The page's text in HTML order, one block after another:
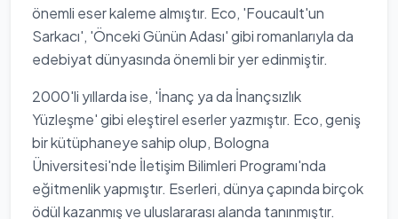
önemli eser kaleme almıştır. Eco, 'Foucault'un
Sarkacı', 'Önceki Günün Adası' gibi romanlarıyla da
edebiyat dünyasında önemli bir yer edinmiştir.
2000'li yıllarda ise, 'İnanç ya da İnançsızlık
Yüzleşme' gibi eleştirel eserler yazmıştır. Eco, geniş
bir kütüphaneye sahip olup, Bologna
Üniversitesi'nde İletişim Bilimleri Programı'nda
eğitmenlik yapmıştır. Eserleri, dünya çapında birçok
ödül kazanmış ve uluslararası alanda tanınmıştır.